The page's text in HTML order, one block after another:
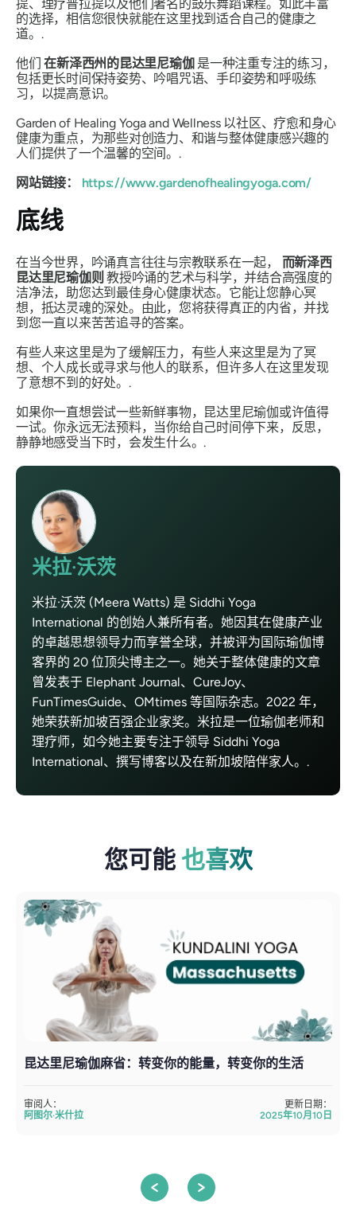
提、理疗普拉提以及他们著名的鼓乐舞蹈课程。如此丰富
的选择，相信您很快就能在这里找到适合自己的健康之
道。.
他们在新泽西州的昆达里尼瑜伽是一种注重专注的练习，
包括更长时间保持姿势、吟唱咒语、手印姿势和呼吸练
习，以提高意识。
Garden of Healing Yoga and Wellness 以社区、疗愈和身心
健康为重点，为那些对创造力、和谐与整体健康感兴趣的
人们提供了一个温馨的空间。.
网站链接： https://www.gardenofhealingyoga.com/
底线
在当今世界，吟诵真言往往与宗教联系在一起， 而新泽西
昆达里尼瑜伽则 教授吟诵的艺术与科学，并结合高强度的
洁净法，助您达到最佳身心健康状态。它能让您静心冥
想，抵达灵魂的深处。由此，您将获得真正的内省，并找
到您一直以来苦苦追寻的答案。
有些人来这里是为了缓解压力，有些人来这里是为了冥
想、个人成长或寻求与他人的联系，但许多人在这里发现
了意想不到的好处。.
如果你一直想尝试一些新鲜事物，昆达里尼瑜伽或许值得
一试。你永远无法预料，当你给自己时间停下来，反思，
静静地感受当下时，会发生什么。.
米拉·沃茨
米拉·沃茨 (Meera Watts) 是 Siddhi Yoga
International 的创始人兼所有者。她因其在健康产业
的卓越思想领导力而享誉全球，并被评为国际瑜伽博
客界的 20 位顶尖博主之一。她关于整体健康的文章
曾发表于 Elephant Journal、CureJoy、
FunTimesGuide、OMtimes 等国际杂志。2022 年，
她荣获新加坡百强企业家奖。米拉是一位瑜伽老师和
理疗师，如今她主要专注于领导 Siddhi Yoga
International、撰写博客以及在新加坡陪伴家人。.
您可能 也喜欢
昆达里尼瑜伽麻省：转变你的能量，转变你的生活
审阅人：
阿图尔·米什拉
更新日期：
2025年10月10日